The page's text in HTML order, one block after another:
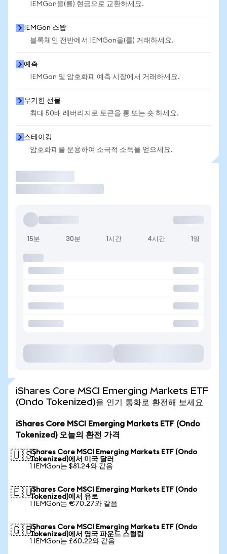
IEMGon을(를) 현금으로 교환하세요.
IEMGon 스왑
블록체인 전반에서 IEMGon을(를) 거래하세요.
예측
IEMGon 및 암호화폐 예측 시장에서 거래하세요.
무기한 선물
최대 50배 레버리지로 토큰을 롱 또는 숏 하세요.
스테이킹
암호화폐를 운용하여 소극적 소득을 얻으세요.
15분 30분 1시간 4시간 1일
iShares Core MSCI Emerging Markets ETF
(Ondo Tokenized)을 인기 통화로 환전해 보세요
iShares Core MSCI Emerging Markets ETF (Ondo
Tokenized) 오늘의 환전 가격
🇺🇸iShares Core MSCI Emerging Markets ETF (Ondo
Tokenized)에서 미국 달러
1 IEMGon는 $81.24와 같음
🇪🇺iShares Core MSCI Emerging Markets ETF (Ondo
Tokenized)에서 유로
1 IEMGon는 €70.27와 같음
🇬🇧iShares Core MSCI Emerging Markets ETF (Ondo
Tokenized)에서 영국 파운드 스털링
1 IEMGon는 £60.22와 같음